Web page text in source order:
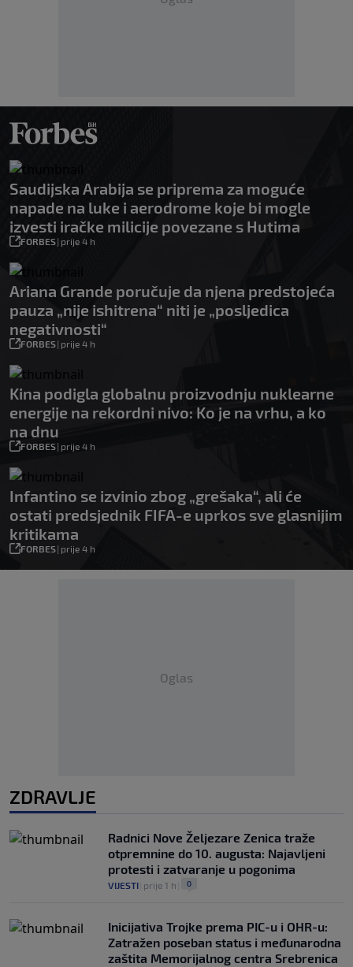
Saudijska Arabija se priprema za moguće
napade na luke i aerodrome koje bi mogle
izvesti iračke milicije povezane s Hutima
FORBES| prije 4 h
Ariana Grande poručuje da njena predstojeća
pauza „nije ishitrena“ niti je „posljedica
negativnosti“
FORBES| prije 4 h
Kina podigla globalnu proizvodnju nuklearne
energije na rekordni nivo: Ko je na vrhu, a ko
na dnu
FORBES| prije 4 h
Infantino se izvinio zbog „grešaka“, ali će
ostati predsjednik FIFA-e uprkos sve glasnijim
kritikama
FORBES| prije 4 h
Oglas
ZDRAVLJE
Radnici Nove Željezare Zenica traže
otpremnine do 10. augusta: Najavljeni
protesti i zatvaranje u pogonima
VIJESTI prije 1 h 0
Inicijativa Trojke prema PIC-u i OHR-u:
Zatražen poseban status i međunarodna
zaštita Memorijalnog centra Srebrenica